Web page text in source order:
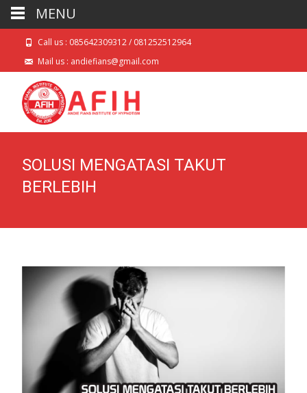
Call us : 085642309312 / 081252512964
Mail us : andiefians@gmail.com
SOLUSI MENGATASI TAKUT
BERLEBIH
MENU